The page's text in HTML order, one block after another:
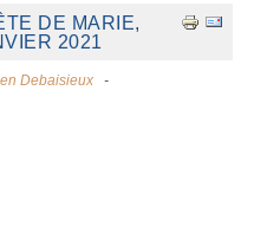
DE MARIE,
2021
Debaisieux